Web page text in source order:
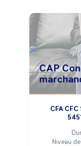
CAP
CFA CFC
Niveau